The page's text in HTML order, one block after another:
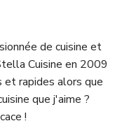
de cuisine et
Cuisine en 2009
rapides alors que
que j'aime ?
!